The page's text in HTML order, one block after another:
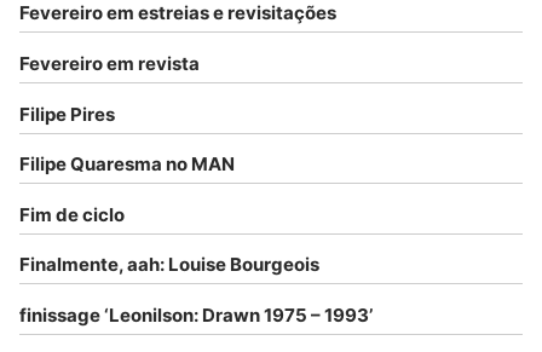
Fevereiro em estreias e revisitações
Fevereiro em revista
Filipe Pires
Filipe Quaresma no MAN
Fim de ciclo
Finalmente, aah: Louise Bourgeois
finissage ‘Leonilson: Drawn 1975 – 1993’